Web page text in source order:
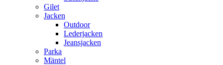
Gilet
Jacken
Outdoor
Lederjacken
Jeansjacken
Parka
Mäntel